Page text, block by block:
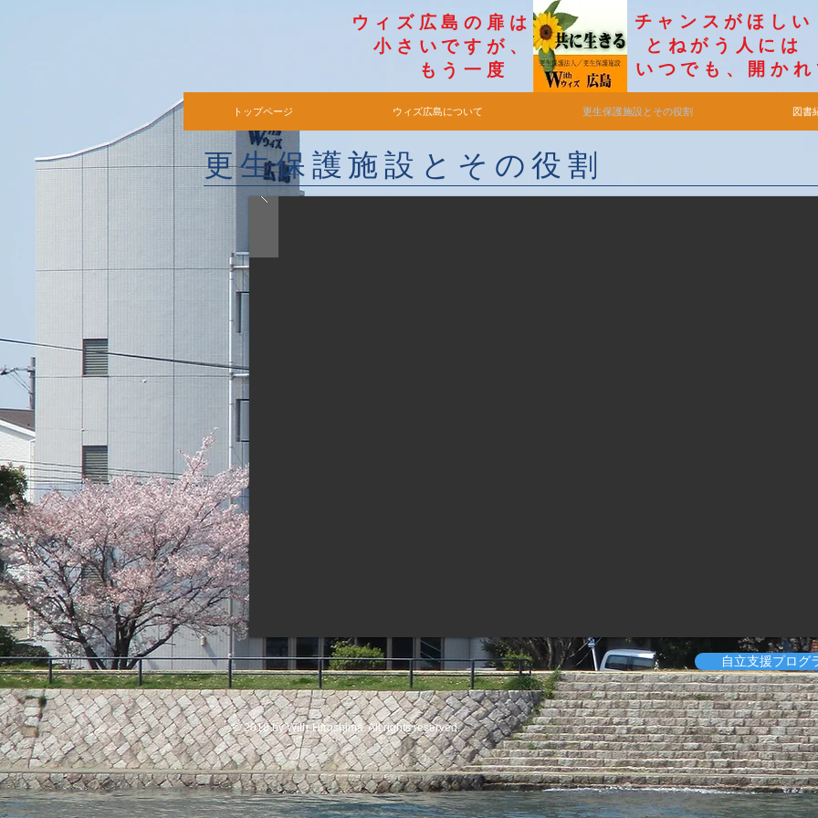
​ウィズ広島の扉は
小さいですが​、
​もう一度
チャンス
とねがう
いつでも、開か
トップページ ウィズ広島について 更生保護施設とその役割 図書
​更生保護施設とその役割
自立支援プログ
© 2018 by With-Hiroshima. All rights reserved.